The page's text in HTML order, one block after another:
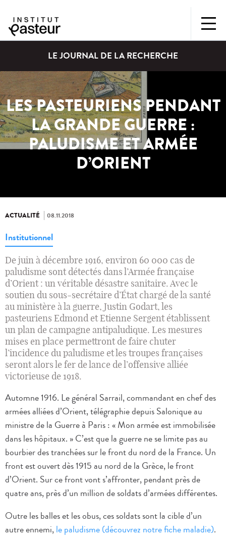
LE JOURNAL DE LA RECHERCHE
LES PASTEURIENS PENDANT
LA GRANDE GUERRE :
PALUDISME ET ARMÉE
D’ORIENT
ACTUALITÉ 08.11.2018
Institutionnel
De juin à décembre 1916, environ 60 000 cas de
paludisme sont détectés dans l’Armée française
d’Orient : un véritable désastre sanitaire. Avec le
soutien du sous-secrétaire d’État chargé de la santé
au ministère à la guerre, Justin Godart, les
pasteuriens Edmond et Etienne Sergent établissent
un plan de campagne antipaludique. Les mesures
mises en place permettront de faire chuter
l’incidence du paludisme et les troupes françaises
seront alors le fer de lance de l’offensive alliée
victorieuse de 1918.
Automne 1916. Le général Sarrail, commandant en chef des
armées alliées d’Orient, télégraphie depuis Salonique au
ministre de la Guerre à Paris : « Mon armée est immobilisée
dans les hôpitaux. » C’est que la guerre ne se limite pas au
bourbier des tranchées sur le front du nord de la France. Un
front est ouvert dès 1915 au nord de la Grèce, le front
d’Orient. Sur ce front vont s’affronter, pendant près de
quatre ans, près d’un million de soldats d’armées différentes.
Outre les balles et les obus, ces soldats sont la cible d’un
autre ennemi,le paludisme (découvrez notre fiche maladie).